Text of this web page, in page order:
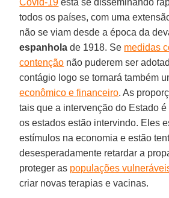
todos os países, com uma
não se viam desde a época da
espanhola de 1918. Se medidas
contenção não puderem ser
contágio logo se tornará também
econômico e financeiro. As
tais que a intervenção do Estado
os estados estão intervindo. Eles
estímulos na economia e estão
desesperadamente retardar a
proteger as populações
criar novas terapias e vacinas.